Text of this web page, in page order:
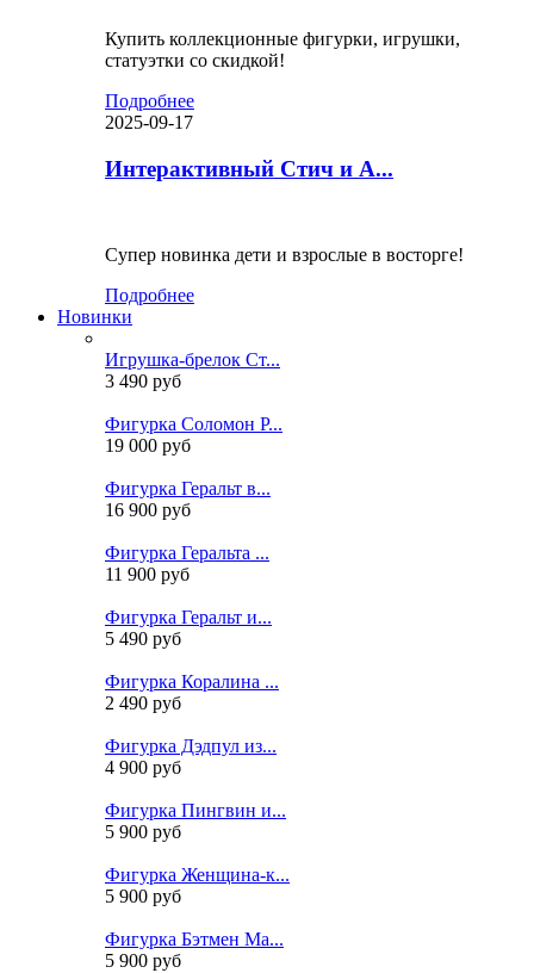
Купить коллекционные фигурки, игрушки,
статуэтки со скидкой!
Подробнее
2025-09-17
Интерактивный Стич и А...
Супер новинка дети и взрослые в восторге!
Подробнее
Новинки
Игрушка-брелок Ст...
3 490 руб
Фигурка Соломон Р...
19 000 руб
Фигурка Геральт в...
16 900 руб
Фигурка Геральта ...
11 900 руб
Фигурка Геральт и...
5 490 руб
Фигурка Коралина ...
2 490 руб
Фигурка Дэдпул из...
4 900 руб
Фигурка Пингвин и...
5 900 руб
Фигурка Женщина-к...
5 900 руб
Фигурка Бэтмен Ма...
5 900 руб